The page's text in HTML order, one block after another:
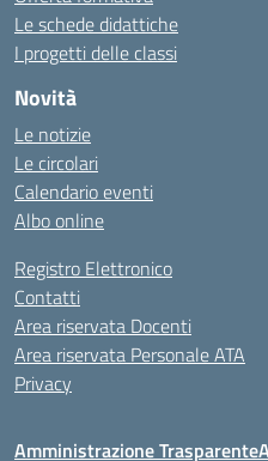
Le schede didattiche
I progetti delle classi
Novità
Le notizie
Le circolari
Calendario eventi
Albo online
Registro Elettronico
Contatti
Area riservata Docenti
Area riservata Personale ATA
Privacy
Amministrazione Trasparente